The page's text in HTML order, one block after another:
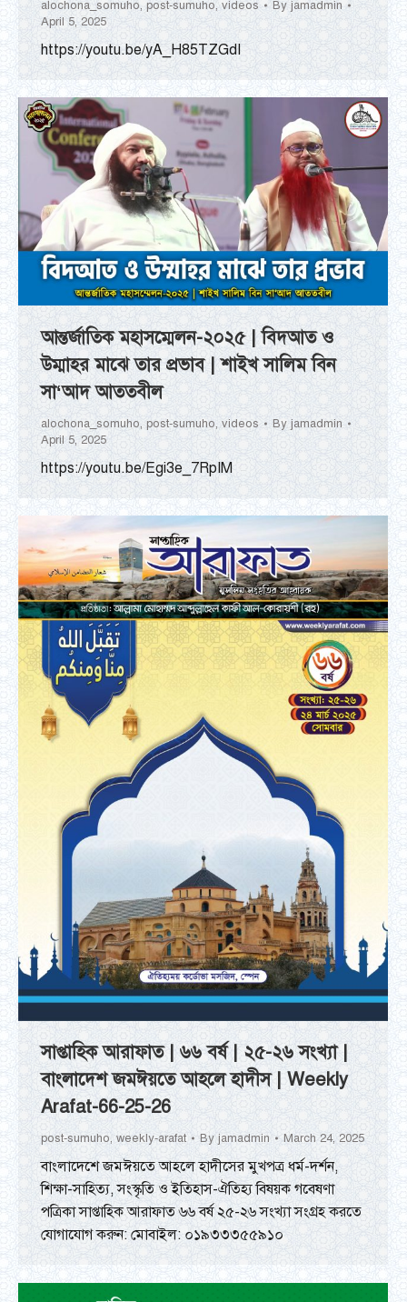
alochona_somuho, post-sumuho, videos By jamadmin
April 5, 2025
https://youtu.be/yA_H85TZGdI
আন্তর্জাতিক মহাসম্মেলন-২০২৫ | বিদআত ও
উম্মাহর মাঝে তার প্রভাব | শাইখ সালিম বিন
সা‘আদ আততবীল
alochona_somuho, post-sumuho, videos By jamadmin
April 5, 2025
https://youtu.be/Egi3e_7RpIM
সাপ্তাহিক আরাফাত | ৬৬ বর্ষ | ২৫-২৬ সংখ্যা |
বাংলাদেশ জমঈয়তে আহলে হাদীস | Weekly
Arafat-66-25-26
post-sumuho,weekly-arafat By jamadmin March 24, 2025
বাংলাদেশে জমঈয়তে আহলে হাদীসের মুখপত্র ধর্ম-দর্শন,
শিক্ষা-সাহিত্য, সংস্কৃতি ও ইতিহাস-ঐতিহ্য বিষয়ক গবেষণা
পত্রিকা সাপ্তাহিক আরাফাত ৬৬ বর্ষ ২৫-২৬ সংখ্যা সংগ্রহ করতে
যোগাযোগ করুন: মোবাইল: ০১৯৩৩৩৫৫৯১০